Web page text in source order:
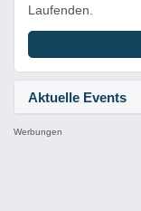
Aktuelle Events
Laufenden.
Werbungen